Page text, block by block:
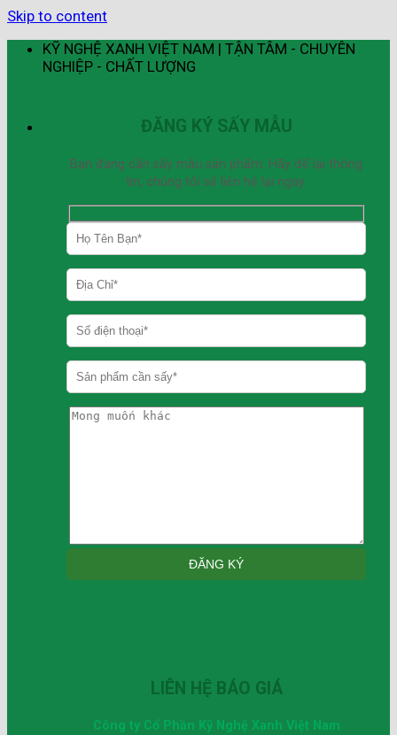
Skip to content
KỸ NGHỆ XANH VIỆT NAM | TẬN TÂM - CHUYÊN
NGHIỆP - CHẤT LƯỢNG
ĐĂNG KÝ SẤY MẪU
Bạn đang cần sấy mẫu sản phẩm. Hãy để lại thông
tin, chúng tôi sẽ liên hệ lại ngay.
LIÊN HỆ BÁO GIÁ
Công ty Cổ Phần Kỹ Nghệ Xanh Việt Nam